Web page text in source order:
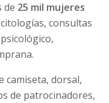
de 25 mil mujeres
consultas
camiseta, dorsal,
de patrocinadores,